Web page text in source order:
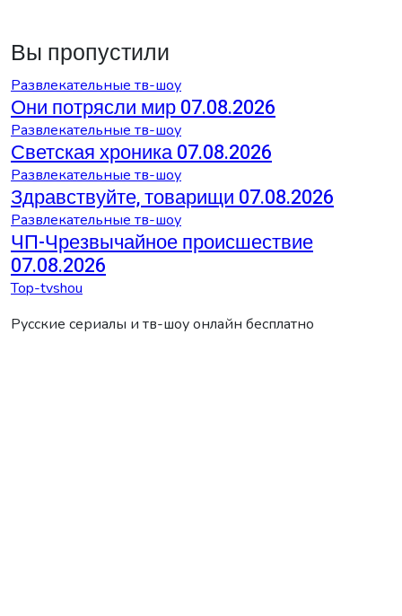
Вы пропустили
Развлекательные тв-шоу
Они потрясли мир 07.08.2026
Развлекательные тв-шоу
Светская хроника 07.08.2026
Развлекательные тв-шоу
Здравствуйте, товарищи 07.08.2026
Развлекательные тв-шоу
ЧП-Чрезвычайное происшествие
07.08.2026
Top-tvshou
Русские сериалы и тв-шоу онлайн бесплатно